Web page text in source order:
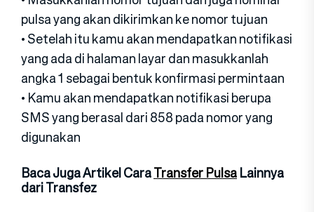
pulsa yang akan dikirimkan ke nomor tujuan
• Setelah itu kamu akan mendapatkan notifikasi
yang ada di halaman layar dan masukkanlah
angka 1 sebagai bentuk konfirmasi permintaan
• Kamu akan mendapatkan notifikasi berupa
SMS yang berasal dari 858 pada nomor yang
digunakan
Baca Juga Artikel CaraTransfer PulsaLainnya
dari Transfez